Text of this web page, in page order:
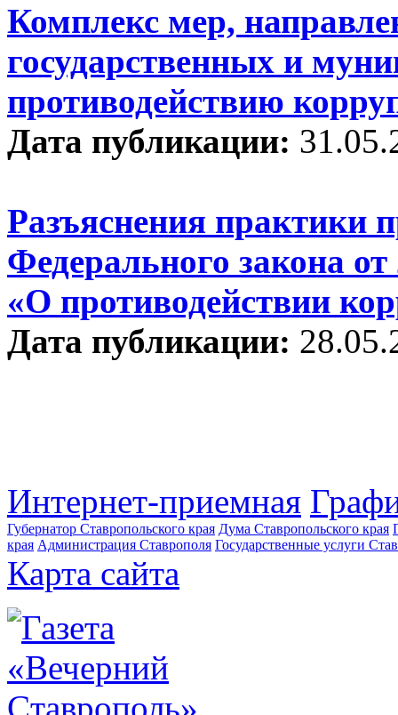
Комплекс мер,
государственных и
противодействию
Дата публикации:
Разъяснения практики
Федерального закона
«О противодействии
Дата публикации:
Интернет-приемная
Губернатор Ставропольского края Дума Ставропольского края
края Администрация Ставрополя Государственные услуги
Карта сайта